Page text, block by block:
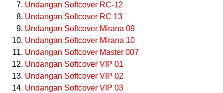
Undangan Softcover RC-12
Undangan Softcover RC 13
Undangan Softcover Mirana 09
Undangan Softcover Mirana 10
Undangan Softcover Master 007
Undangan Softcover VIP 01
Undangan Softcover VIP 02
Undangan Softcover VIP 03